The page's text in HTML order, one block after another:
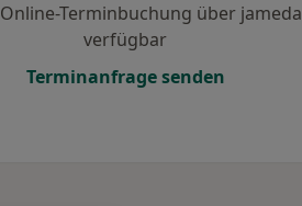
Terminbuchung über jameda
verfügbar
Terminanfrage senden